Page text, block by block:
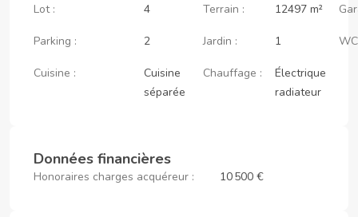
Lot : 4 Terrain : 12497 m²
Parking : 2 Jardin : 1
Cuisine :
Cuisine
séparée
Chauffage :
Électrique
radiateur
Données financières
Honoraires charges acquéreur : 10 500 €